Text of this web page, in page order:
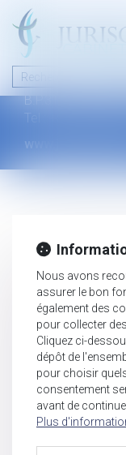
46 avenue de la
B.P.315 - 97327
Tel : +594 594 29
Nous avons
assurer le bon
également des
pour collecter
Cliquez ci-
dépôt de
pour choisir
consentement
avant de
Plus